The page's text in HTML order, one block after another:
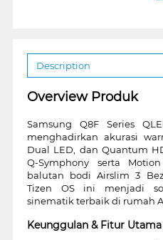
Description
Overview Produk
Samsung Q8F Series
menghadirkan akurasi
Dual LED, dan Quantum
Q-Symphony serta
balutan bodi Airslim 3
Tizen OS ini menjadi
sinematik terbaik di rumah
Keunggulan & Fitur Utama